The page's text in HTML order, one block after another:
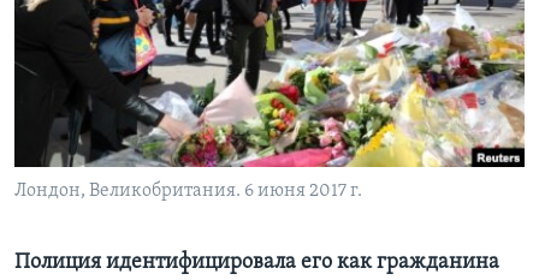
Learning English
СОЦИАЛЬНЫЕ СЕТИ
Лондон, Великобритания. 6 июня 2017 г.
Полиция идентифицировала его как гражданина